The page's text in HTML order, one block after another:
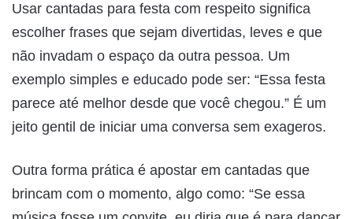
Usar cantadas para festa com respeito significa
escolher frases que sejam divertidas, leves e que
não invadam o espaço da outra pessoa. Um
exemplo simples e educado pode ser: “Essa festa
parece até melhor desde que você chegou.” É um
jeito gentil de iniciar uma conversa sem exageros.
Outra forma prática é apostar em cantadas que
brincam com o momento, algo como: “Se essa